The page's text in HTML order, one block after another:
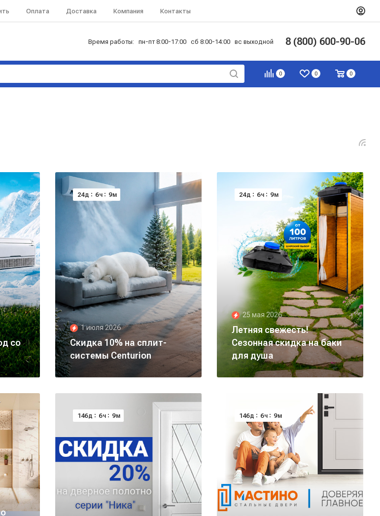
Оплата Доставка Компания Контакты
Время работы: пн-пт 8:00-17:00 сб 8:00-14:00 вс выходной 8 (800) 600-90-06
0 0 0
со
1 июля 2026
Скидка 10% на сплит-
системы Centurion
24д 6ч 9м
25 мая 2026
Летняя свежесть!
Сезонная скидка на баки
для душа
24д 6ч 9м
146д 6ч 9м 146д 6ч 9м